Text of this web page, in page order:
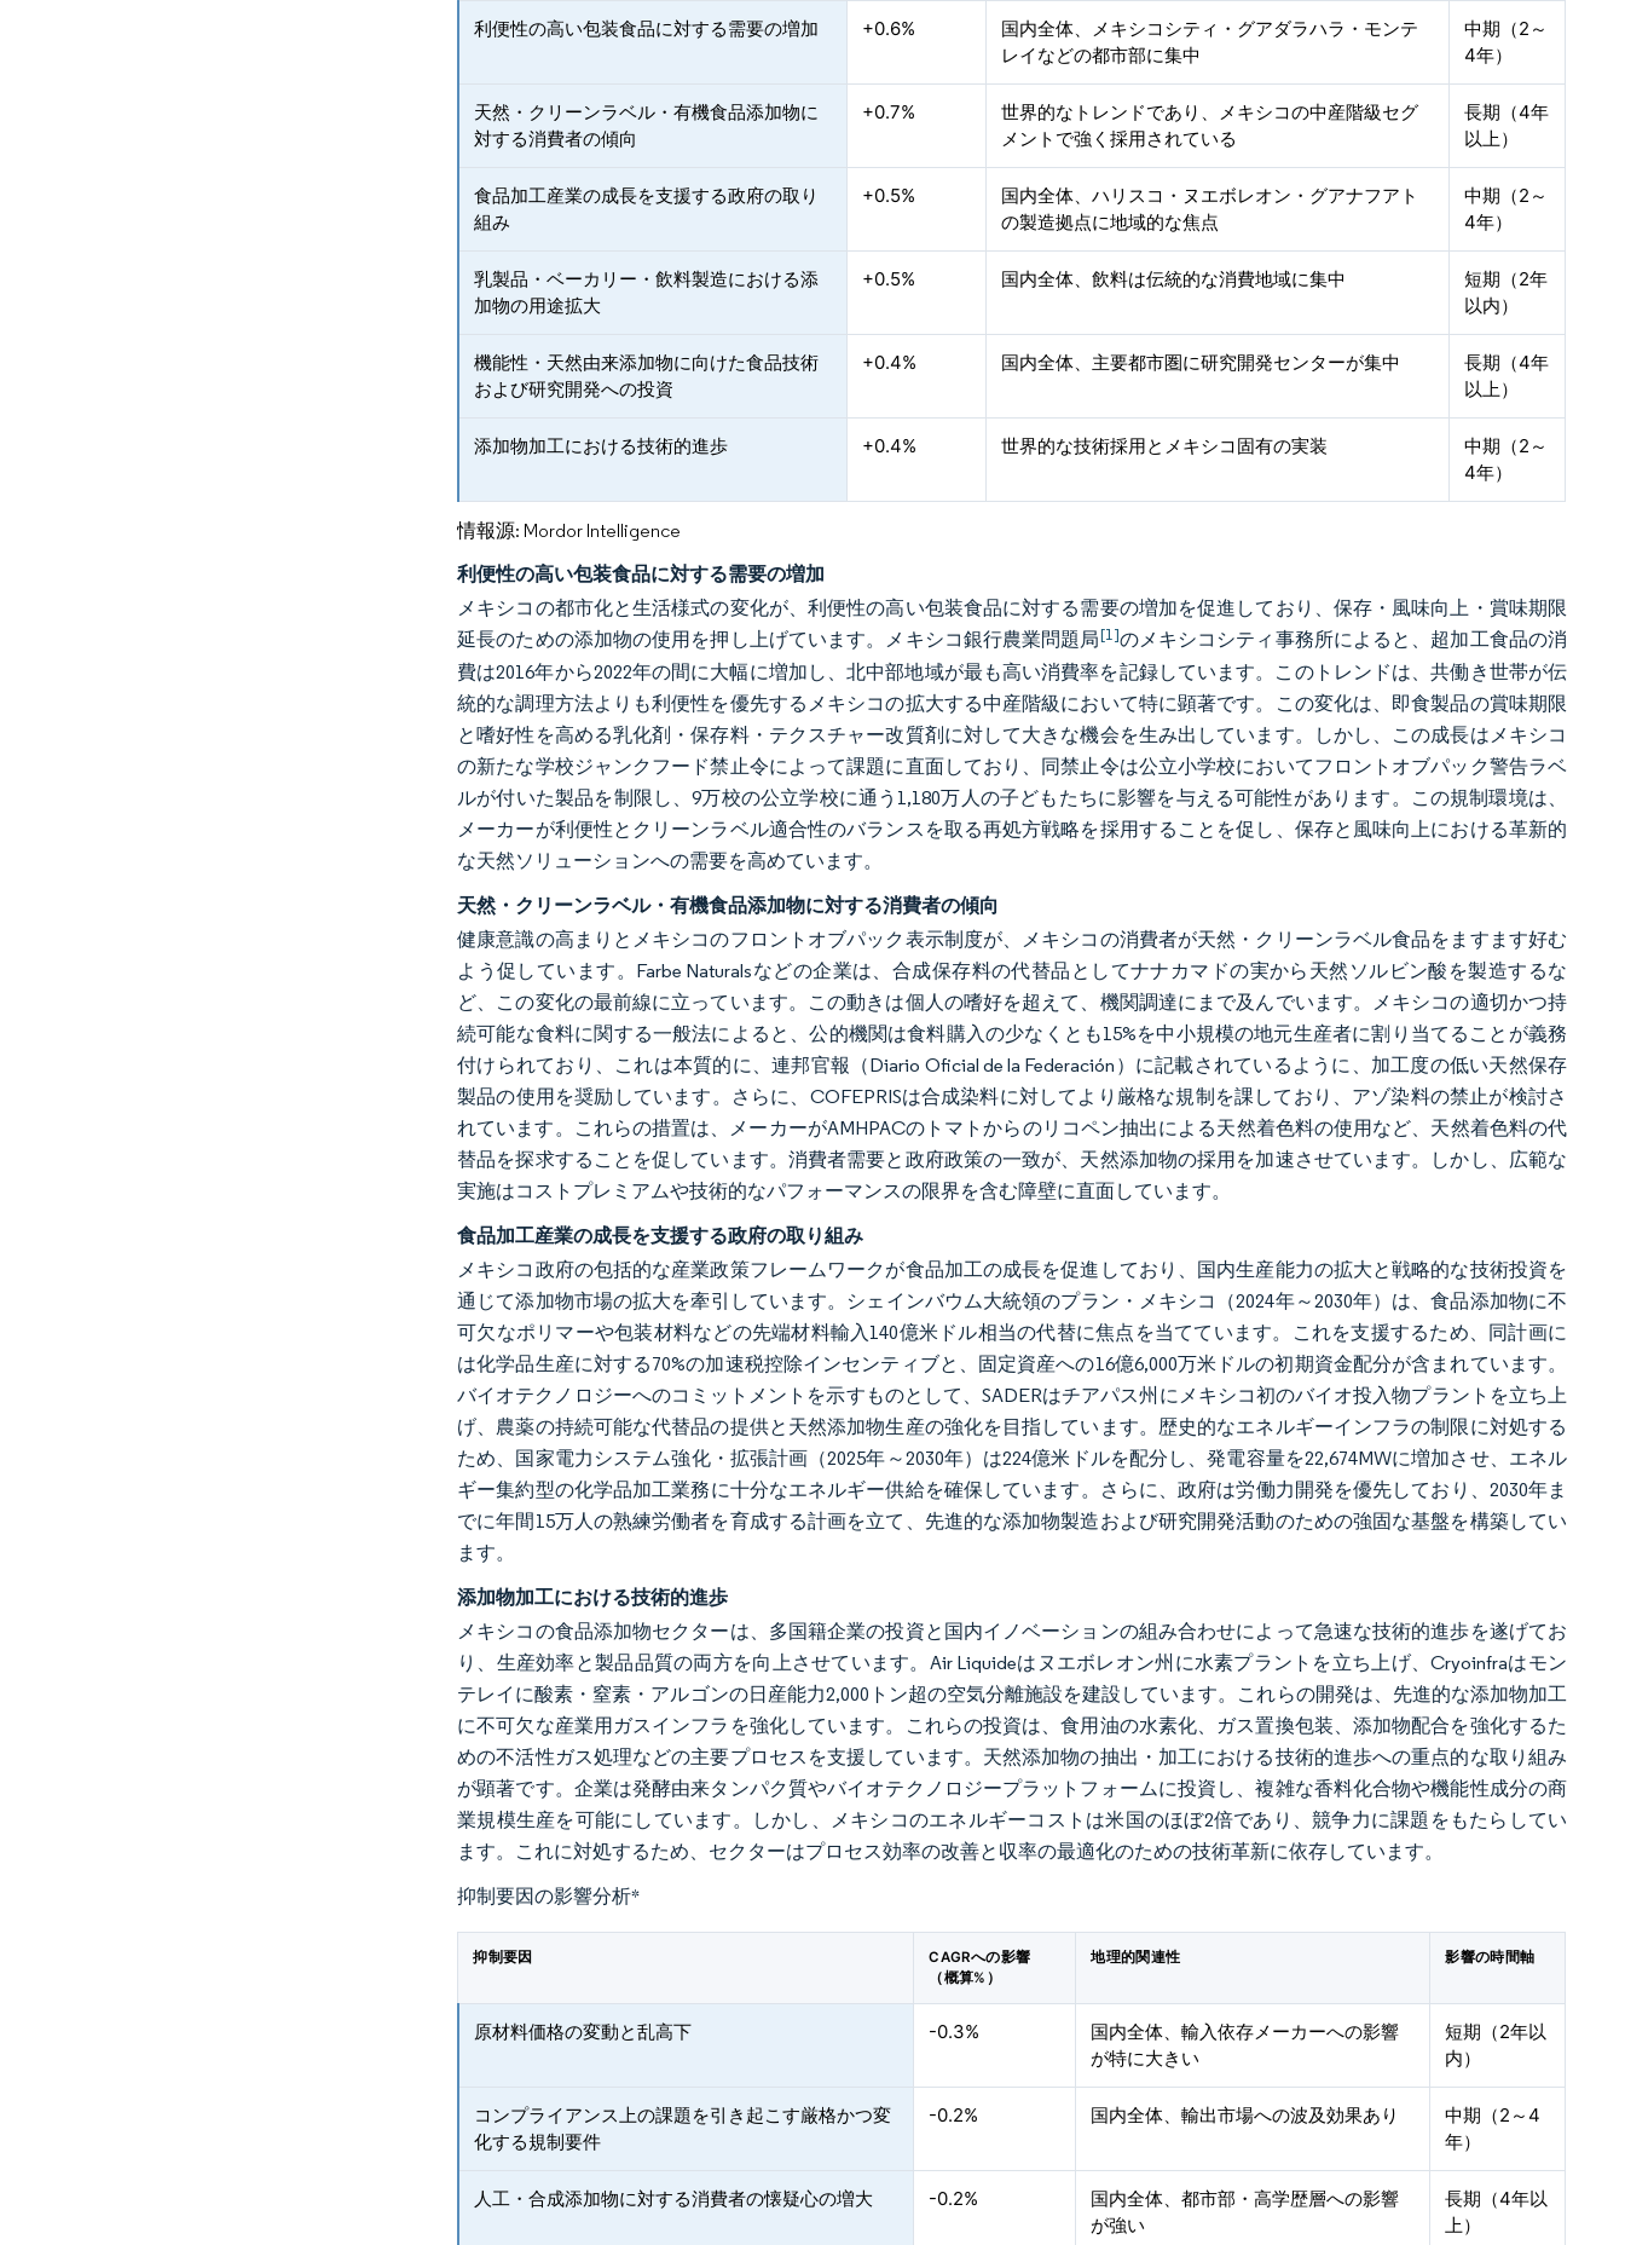
利便性の高い包装食品に対する需要の増加 +0.6%
国内全体、メキシコシティ・グアダラハラ・モンテ
レイなどの都市部に集中
中期（2～
4年）
天然・クリーンラベル・有機食品添加物に
対する消費者の傾向
+0.7%
世界的なトレンドであり、メキシコの中産階級セグ
メントで強く採用されている
長期（4年
以上）
食品加工産業の成長を支援する政府の取り
組み
+0.5%
国内全体、ハリスコ・ヌエボレオン・グアナフアト
の製造拠点に地域的な焦点
中期（2～
4年）
乳製品・ベーカリー・飲料製造における添
加物の用途拡大
+0.5% 国内全体、飲料は伝統的な消費地域に集中
短期（2年
以内）
機能性・天然由来添加物に向けた食品技術
および研究開発への投資
+0.4% 国内全体、主要都市圏に研究開発センターが集中
長期（4年
以上）
添加物加工における技術的進歩 +0.4% 世界的な技術採用とメキシコ固有の実装
中期（2～
4年）
情報源: Mordor Intelligence
利便性の高い包装食品に対する需要の増加
メキシコの都市化と生活様式の変化が、利便性の高い包装食品に対する需要の増加を促進しており、保存・風味向上・賞味期限
延長のための添加物の使用を押し上げています。メキシコ銀行農業問題局[1]のメキシコシティ事務所によると、超加工食品の消
費は2016年から2022年の間に大幅に増加し、北中部地域が最も高い消費率を記録しています。このトレンドは、共働き世帯が伝
統的な調理方法よりも利便性を優先するメキシコの拡大する中産階級において特に顕著です。この変化は、即食製品の賞味期限
と嗜好性を高める乳化剤・保存料・テクスチャー改質剤に対して大きな機会を生み出しています。しかし、この成長はメキシコ
の新たな学校ジャンクフード禁止令によって課題に直面しており、同禁止令は公立小学校においてフロントオブパック警告ラベ
ルが付いた製品を制限し、9万校の公立学校に通う1,180万人の子どもたちに影響を与える可能性があります。この規制環境は、
メーカーが利便性とクリーンラベル適合性のバランスを取る再処方戦略を採用することを促し、保存と風味向上における革新的
な天然ソリューションへの需要を高めています。
天然・クリーンラベル・有機食品添加物に対する消費者の傾向
健康意識の高まりとメキシコのフロントオブパック表示制度が、メキシコの消費者が天然・クリーンラベル食品をますます好む
よう促しています。Farbe Naturalsなどの企業は、合成保存料の代替品としてナナカマドの実から天然ソルビン酸を製造するな
ど、この変化の最前線に立っています。この動きは個人の嗜好を超えて、機関調達にまで及んでいます。メキシコの適切かつ持
続可能な食料に関する一般法によると、公的機関は食料購入の少なくとも15%を中小規模の地元生産者に割り当てることが義務
付けられており、これは本質的に、連邦官報（Diario Oficial de la Federación）に記載されているように、加工度の低い天然保存
製品の使用を奨励しています。さらに、COFEPRISは合成染料に対してより厳格な規制を課しており、アゾ染料の禁止が検討さ
れています。これらの措置は、メーカーがAMHPACのトマトからのリコペン抽出による天然着色料の使用など、天然着色料の代
替品を探求することを促しています。消費者需要と政府政策の一致が、天然添加物の採用を加速させています。しかし、広範な
実施はコストプレミアムや技術的なパフォーマンスの限界を含む障壁に直面しています。
食品加工産業の成長を支援する政府の取り組み
メキシコ政府の包括的な産業政策フレームワークが食品加工の成長を促進しており、国内生産能力の拡大と戦略的な技術投資を
通じて添加物市場の拡大を牽引しています。シェインバウム大統領のプラン・メキシコ（2024年～2030年）は、食品添加物に不
可欠なポリマーや包装材料などの先端材料輸入140億米ドル相当の代替に焦点を当てています。これを支援するため、同計画に
は化学品生産に対する70%の加速税控除インセンティブと、固定資産への16億6,000万米ドルの初期資金配分が含まれています。
バイオテクノロジーへのコミットメントを示すものとして、SADERはチアパス州にメキシコ初のバイオ投入物プラントを立ち上
げ、農薬の持続可能な代替品の提供と天然添加物生産の強化を目指しています。歴史的なエネルギーインフラの制限に対処する
ため、国家電力システム強化・拡張計画（2025年～2030年）は224億米ドルを配分し、発電容量を22,674MWに増加させ、エネル
ギー集約型の化学品加工業務に十分なエネルギー供給を確保しています。さらに、政府は労働力開発を優先しており、2030年ま
でに年間15万人の熟練労働者を育成する計画を立て、先進的な添加物製造および研究開発活動のための強固な基盤を構築してい
ます。
添加物加工における技術的進歩
メキシコの食品添加物セクターは、多国籍企業の投資と国内イノベーションの組み合わせによって急速な技術的進歩を遂げてお
り、生産効率と製品品質の両方を向上させています。Air Liquideはヌエボレオン州に水素プラントを立ち上げ、Cryoinfraはモン
テレイに酸素・窒素・アルゴンの日産能力2,000トン超の空気分離施設を建設しています。これらの開発は、先進的な添加物加工
に不可欠な産業用ガスインフラを強化しています。これらの投資は、食用油の水素化、ガス置換包装、添加物配合を強化するた
めの不活性ガス処理などの主要プロセスを支援しています。天然添加物の抽出・加工における技術的進歩への重点的な取り組み
が顕著です。企業は発酵由来タンパク質やバイオテクノロジープラットフォームに投資し、複雑な香料化合物や機能性成分の商
業規模生産を可能にしています。しかし、メキシコのエネルギーコストは米国のほぼ2倍であり、競争力に課題をもたらしてい
ます。これに対処するため、セクターはプロセス効率の改善と収率の最適化のための技術革新に依存しています。
抑制要因の影響分析*
抑制要因
CAGRへの影響
（概算%）
地理的関連性 影響の時間軸
原材料価格の変動と乱高下 -0.3%
国内全体、輸入依存メーカーへの影響
が特に大きい
短期（2年以
内）
コンプライアンス上の課題を引き起こす厳格かつ変
化する規制要件
-0.2% 国内全体、輸出市場への波及効果あり
中期（2～4
年）
人工・合成添加物に対する消費者の懐疑心の増大 -0.2%
国内全体、都市部・高学歴層への影響
が強い
長期（4年以
上）